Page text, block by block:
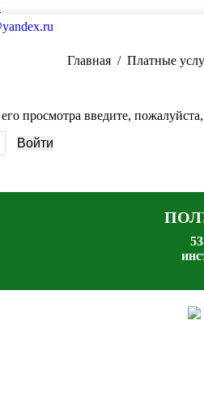
Вы здесь:
Главная Платные
просмотра введите, пожалуйста,